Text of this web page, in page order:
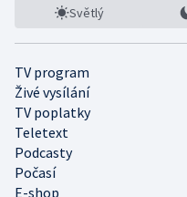
Světlý
TV program
Živé vysílání
TV poplatky
Teletext
Podcasty
Počasí
E-shop